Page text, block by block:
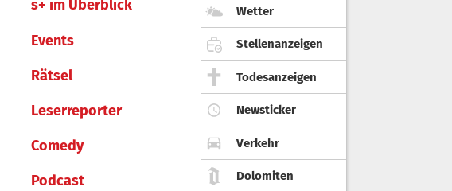
s+ im Überblick
Events
Rätsel
Leserreporter
Comedy
Podcast
Wetter
Stellenanzeigen
Todesanzeigen
Newsticker
Verkehr
Dolomiten